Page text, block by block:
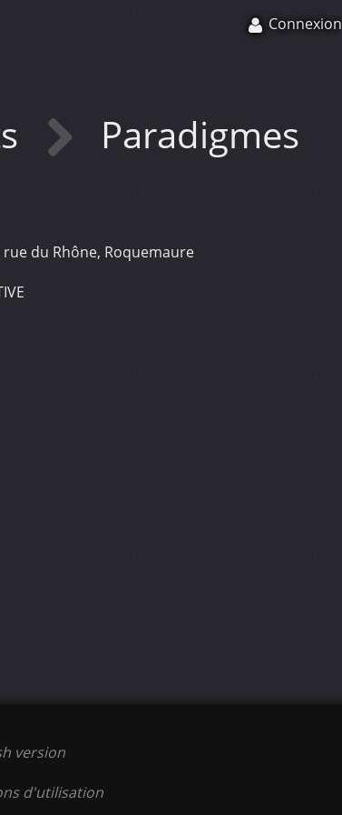
Connexion
Paradigmes
rue du Rhône, Roquemaure
version
d'utilisation